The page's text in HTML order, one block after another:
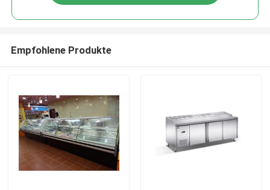
Empfohlene Produkte